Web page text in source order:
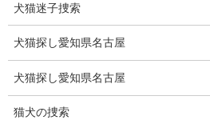
犬猫迷子捜索
犬猫探し愛知県名古屋
犬猫探し愛知県名古屋
猫犬の捜索